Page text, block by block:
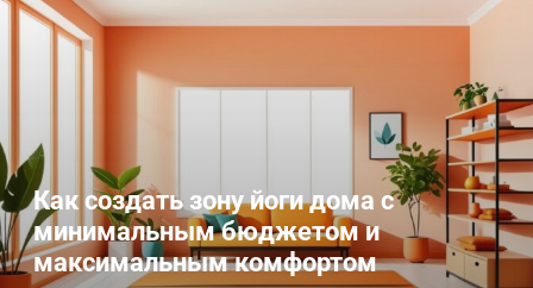
Как создать зону йоги дома с
минимальным бюджетом и
максимальным комфортом